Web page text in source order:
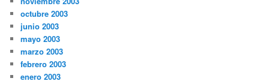
octubre 2003
junio 2003
mayo 2003
marzo 2003
febrero 2003
enero 2003